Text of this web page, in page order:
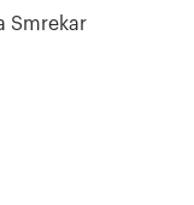
Smrekar